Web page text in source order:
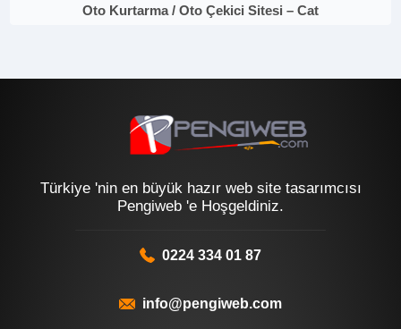
Oto Kurtarma / Oto Çekici Sitesi – Cat
Türkiye 'nin en büyük hazır web site tasarımcısı
Pengiweb 'e Hoşgeldiniz.
0224 334 01 87
info@pengiweb.com